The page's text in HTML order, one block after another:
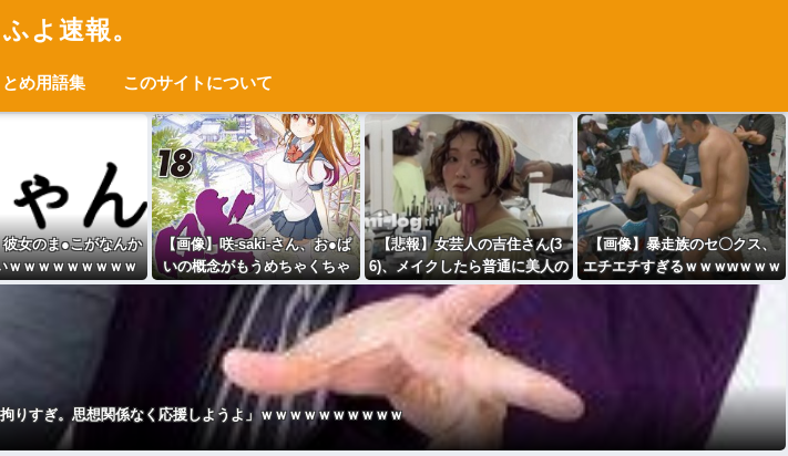
よ速報。
め用語集 このサイトについて
女のま●こがなんか
ｗｗｗｗｗｗｗｗｗ
ｗwwww
【画像】咲-saki-さん、お●ぱ
いの概念がもうめちゃくちゃ
ｗｗｗｗｗ
【悲報】女芸人の吉住さん(3
6)、メイクしたら普通に美人の
部類だったと判明
【画像】暴走族のセ〇クス、
エチエチすぎるｗｗｗwｗｗｗ
ｗｗｗｗｗ
りすぎ。思想関係なく応援しようよ」ｗｗｗｗｗｗｗｗｗｗ